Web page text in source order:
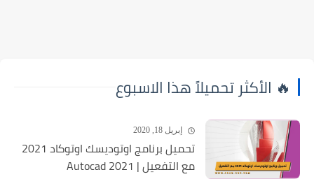
🔥 الأكثر تحميلاً هذا الاسبوع
إبريل 18, 2020
تحميل برنامج اوتوديسك اوتوكاد 2021
مع التفعيل | Autocad 2021